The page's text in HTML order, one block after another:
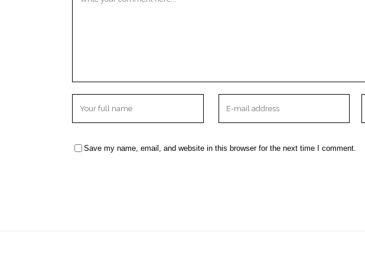
Save my name, email, and website in this browser for the next time I comment.